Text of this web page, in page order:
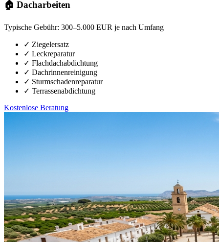
🏠 Dacharbeiten
Typische Gebühr: 300–5.000 EUR je nach Umfang
✓ Ziegelersatz
✓ Leckreparatur
✓ Flachdachabdichtung
✓ Dachrinnenreinigung
✓ Sturmschadenreparatur
✓ Terrassenabdichtung
Kostenlose Beratung